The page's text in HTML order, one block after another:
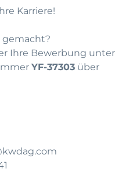
Karriere!
gemacht?
Ihre Bewerbung unter
YF-37303 über